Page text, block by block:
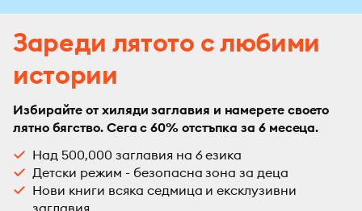
Зареди лятото с любими
истории
Избирайте от хиляди заглавия и намерете своето
лятно бягство. Сега с 60% отстъпка за 6 месеца.
Над 500,000 заглавия на 6 езика
Детски режим - безопасна зона за деца
Нови книги всяка седмица и ексклузивни
заглавия